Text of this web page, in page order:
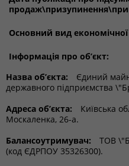
Основний вид економічної
Інформація про об’єкт:
Назва об’єкта:
Єдиний
державного підприємства
Адреса об’єкта:
Київська
Москаленка, 26-а.
Балансоутримувач:
ТОВ
(код ЄДРПОУ 35326300).